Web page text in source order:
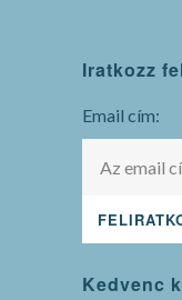
Iratkozz
Email cím:
Kedvenc